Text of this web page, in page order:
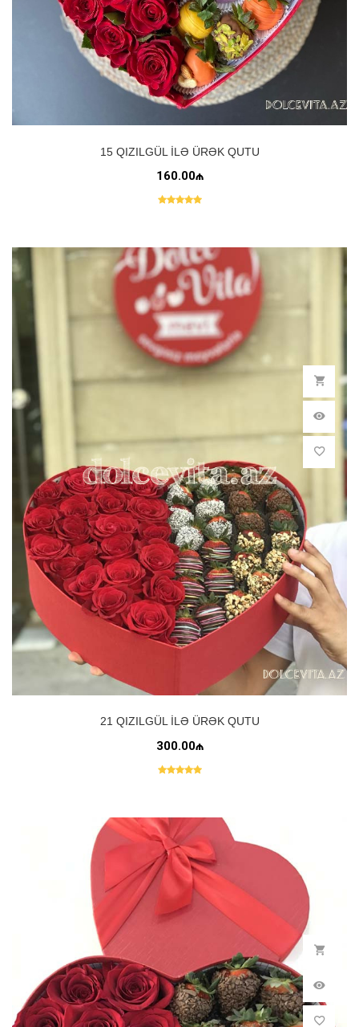
15 QIZILGÜL ILƏ ÜRƏK QUTU
160.00₼
21 QIZILGÜL ILƏ ÜRƏK QUTU
300.00₼